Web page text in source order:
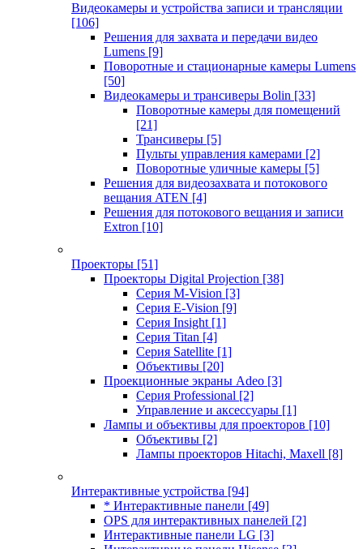
Видеокамеры и устройства записи и трансляции
[106]
Решения для захвата и передачи видео
Lumens [9]
Поворотные и стационарные камеры Lumens
[50]
Видеокамеры и трансиверы Bolin [33]
Поворотные камеры для помещений
[21]
Трансиверы [5]
Пульты управления камерами [2]
Поворотные уличные камеры [5]
Решения для видеозахвата и потокового
вещания ATEN [4]
Решения для потокового вещания и записи
Extron [10]
Проекторы [51]
Проекторы Digital Projection [38]
Серия M-Vision [3]
Серия E-Vision [9]
Серия Insight [1]
Серия Titan [4]
Серия Satellite [1]
Объективы [20]
Проекционные экраны Adeo [3]
Серия Professional [2]
Управление и аксессуары [1]
Лампы и объективы для проекторов [10]
Объективы [2]
Лампы проекторов Hitachi, Maxell [8]
Интерактивные устройства [94]
* Интерактивные панели [49]
OPS для интерактивных панелей [2]
Интерактивные панели LG [3]